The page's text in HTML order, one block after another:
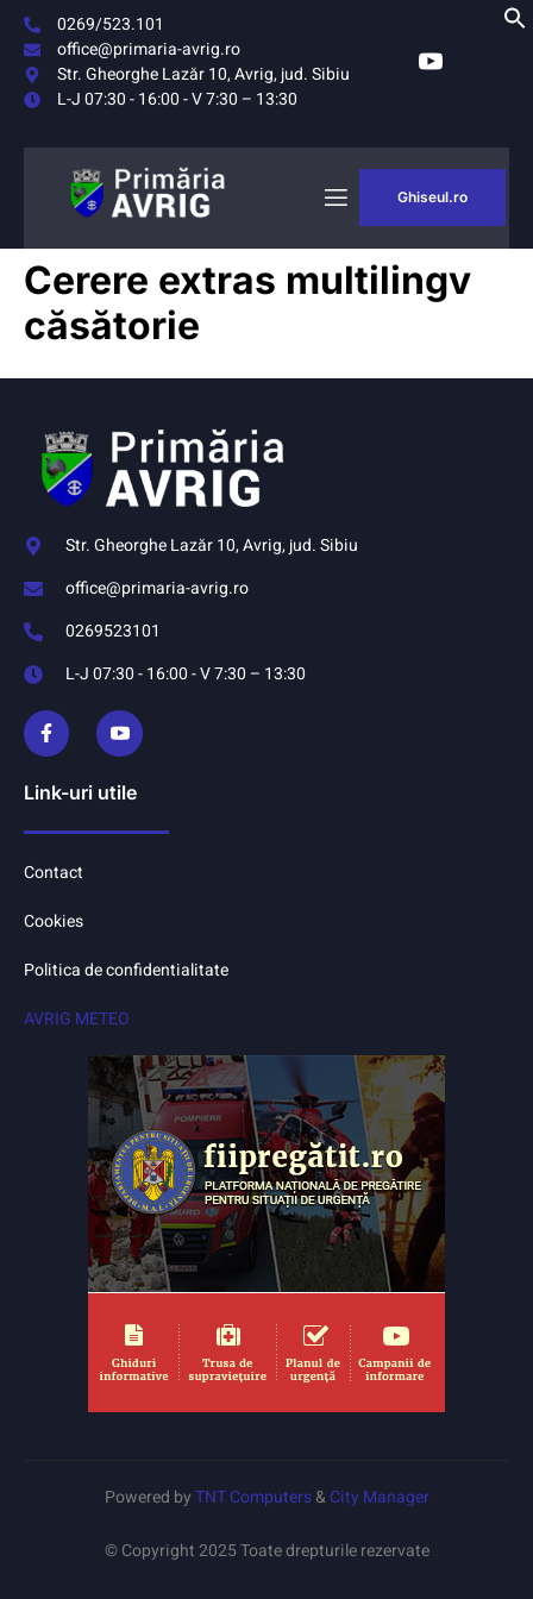
0269/523.101
office@primaria-avrig.ro
Str. Gheorghe Lazăr 10, Avrig, jud. Sibiu
L-J 07:30 - 16:00 - V 7:30 – 13:30
MONITORUL
OFICIAL LOCAL
Ghiseul.ro
Cerere extras multilingv
căsătorie
Str. Gheorghe Lazăr 10, Avrig, jud. Sibiu
office@primaria-avrig.ro
0269523101
L-J 07:30 - 16:00 - V 7:30 – 13:30
Link-uri utile
Contact
Cookies
Politica de confidentialitate
AVRIG METEO
Powered byTNT Computers&City Manager
© Copyright 2025 Toate drepturile rezervate